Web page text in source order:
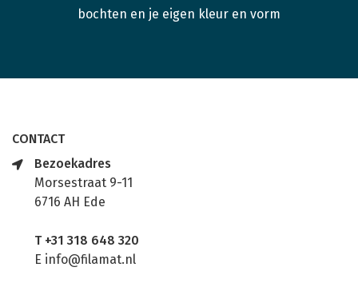
bochten en je eigen kleur en vorm
CONTACT
Bezoekadres
Morsestraat 9-11
6716 AH Ede
T +31 318 648 320
E info@filamat.nl